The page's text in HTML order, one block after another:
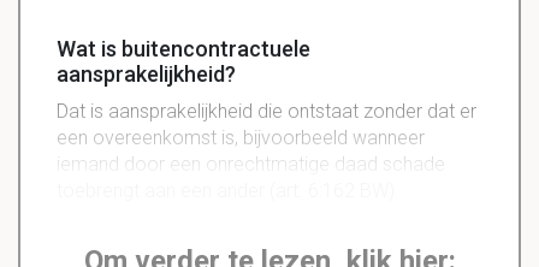
Wat is buitencontractuele
aansprakelijkheid?
Dat is aansprakelijkheid die ontstaat zonder dat er
een overeenkomst is, bijvoorbeeld wanneer
iemand door een onrechtmatige daad schade